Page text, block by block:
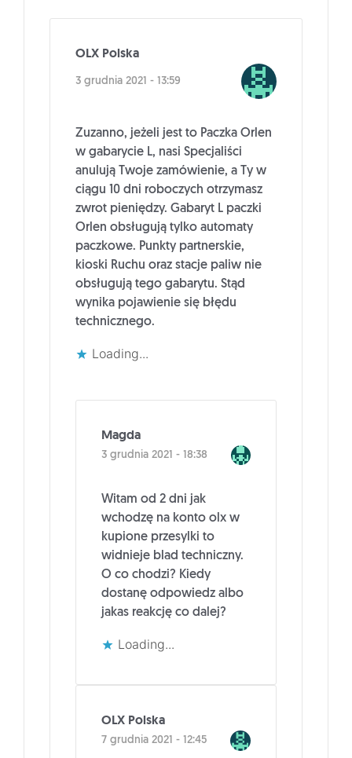
OLX Polska
3 grudnia 2021 - 13:59
Zuzanno, jeżeli jest to Paczka Orlen
w gabarycie L, nasi Specjaliści
anulują Twoje zamówienie, a Ty w
ciągu 10 dni roboczych otrzymasz
zwrot pieniędzy. Gabaryt L paczki
Orlen obsługują tylko automaty
paczkowe. Punkty partnerskie,
kioski Ruchu oraz stacje paliw nie
obsługują tego gabarytu. Stąd
wynika pojawienie się błędu
technicznego.
Loading...
Magda
3 grudnia 2021 - 18:38
Witam od 2 dni jak
wchodzę na konto olx w
kupione przesylki to
widnieje blad techniczny.
O co chodzi? Kiedy
dostanę odpowiedz albo
jakas reakcję co dalej?
Loading...
OLX Polska
7 grudnia 2021 - 12:45